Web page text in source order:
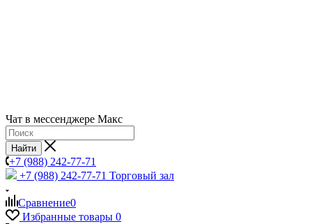
Чат в мессенджере Макс
Найти
+7 (988) 242-77-71
+7 (988) 242-77-71 Торговый зал
Сравнение0
Избранные товары 0